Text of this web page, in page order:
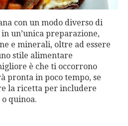
con un modo diverso di
un’unica preparazione,
e minerali, oltre ad essere
stile alimentare
è che ti occorrono
pronta in poco tempo, se
la ricetta per includere
quinoa.